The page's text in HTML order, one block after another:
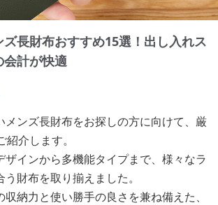
長財布おすすめ15選！出し入れス
会計が快適
メンズ長財布をお探しの方に向けて、厳
介します。
ザインから多機能タイプまで、様々なラ
財布を取り揃えました。
納力と使い勝手の良さを兼ね備えた、